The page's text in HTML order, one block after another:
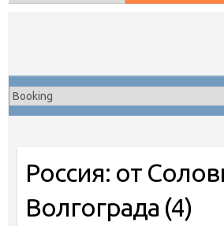
Россия: от
Волгограда (4)